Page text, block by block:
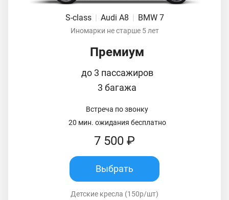
S-class | Audi A8 | BMW 7
Иномарки не старше 5 лет
Премиум
до 3 пассажиров
3 багажа
Встреча по звонку
20 мин. ожидания бесплатно
7 500 ₽
Выбрать
Детские кресла (150р/шт)